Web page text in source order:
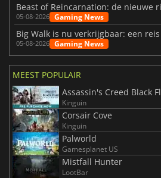
05-08-2026 Gaming News
05-08-2026 Gaming News
MEEST POPULAIR
Assassin's Creed Black
Kinguin
Corsair Cove
Kinguin
Palworld
Gamesplanet US
Mistfall Hunter
LootBar